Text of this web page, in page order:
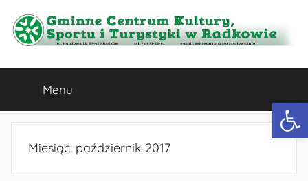
treści
Gminne
Centrum
Kultury,
Sportu
Menu
Miesiąc: październik 2017